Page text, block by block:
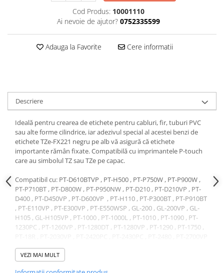
Cod Produs: 10001110
Ai nevoie de ajutor? 0752335599
Adauga la Favorite Cere informatii
Descriere
Ideală pentru crearea de etichete pentru cabluri, fir, tuburi PVC
sau alte forme cilindrice, iar adezivul special al acestei benzi de
etichete TZe-FX221 negru pe alb vă asigură că etichete
importante rămân fixate. Compatibilă cu imprimantele P-touch
care au simbolul TZ sau TZe pe capac.
Compatibil cu: PT-D610BTVP , PT-H500 , PT-P750W , PT-P900W ,
PT-P710BT , PT-D800W , PT-P950NW , PT-D210 , PT-D210VP , PT-
D400 , PT-D450VP , PT-D600VP , PT-H110 , PT-P300BT , PT-P910BT
, PT-E110VP , PT-E300VP , PT-E550WSP , GL-200 , GL-200VP , GL-
H105 , GL-H105VP , PT-1000 , PT-1000L , PT-1010 , PT-1090 , PT-
1230PC , PT-1260VP , PT-1280DT , PT-1280VP , PT-1290 , PT-1750 ,
, PT-2730VP , PT-3600 , PT-7100VP , PT-7500VP , PT-7600VP , PT-
9500PC , PT-9600 , PT-D200BW , PT-D200BWVP , PT-H105BW , PT-
VEZI MAI MULT